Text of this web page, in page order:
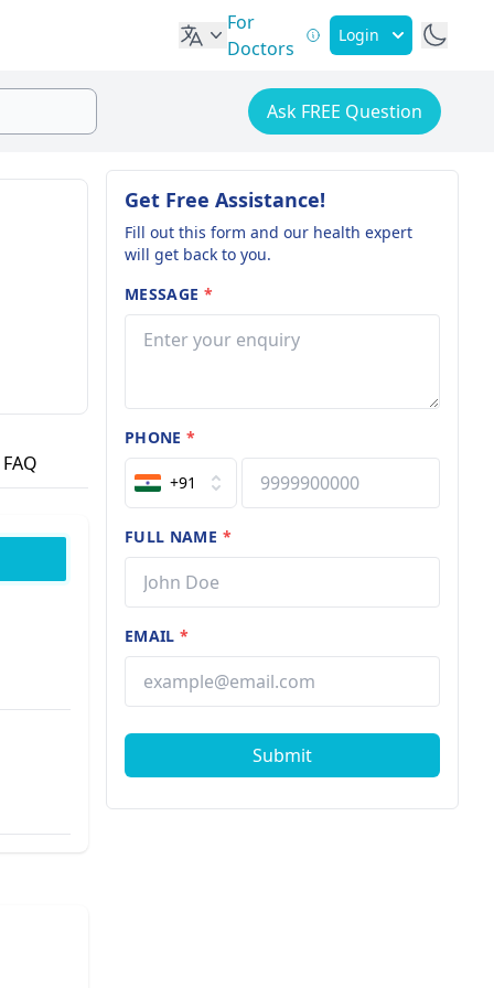
For
Doctors
Login
Ask FREE Question
FAQ
Get Free Assistance!
Fill out this form and our health expert
will get back to you.
MESSAGE *
PHONE*
+91
FULL NAME *
EMAIL*
Submit